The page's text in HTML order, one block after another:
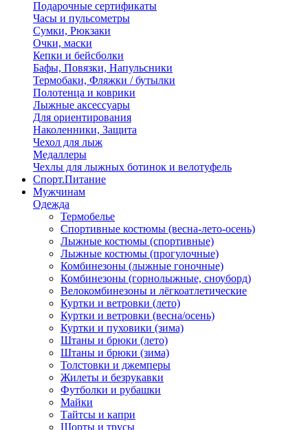
Подарочные сертификаты
Часы и пульсометры
Сумки, Рюкзаки
Очки, маски
Кепки и бейсболки
Бафы, Повязки, Напульсники
Термобаки, Фляжки / бутылки
Полотенца и коврики
Лыжные аксессуары
Для ориентирования
Наколенники, Защита
Чехол для лыж
Медаллеры
Чехлы для лыжных ботинок и велотуфель
Спорт.Питание
Мужчинам
Одежда
Термобелье
Спортивные костюмы (весна-лето-осень)
Лыжные костюмы (спортивные)
Лыжные костюмы (прогулочные)
Комбинезоны (лыжные гоночные)
Комбинезоны (горнолыжные, сноуборд)
Велокомбинезоны и лёгкоатлетические
Куртки и ветровки (лето)
Куртки и ветровки (весна/осень)
Куртки и пуховики (зима)
Штаны и брюки (лето)
Штаны и брюки (зима)
Толстовки и джемперы
Жилеты и безрукавки
Футболки и рубашки
Майки
Тайтсы и капри
Шорты и трусы